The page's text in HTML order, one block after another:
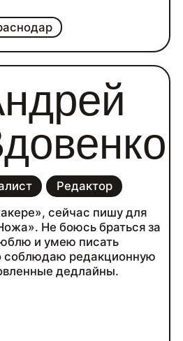
темы. Готов помочь
контентом.
Редактор
сейчас пишу для
Не боюсь браться за
и умею писать
соблюдаю редакционную
дедлайны.